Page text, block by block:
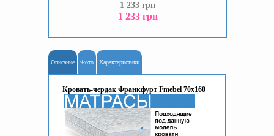
1 233 грн
1 233 грн
Описание Фото Характеристики
Кровать-чердак Франкфурт Fmebel 70х160